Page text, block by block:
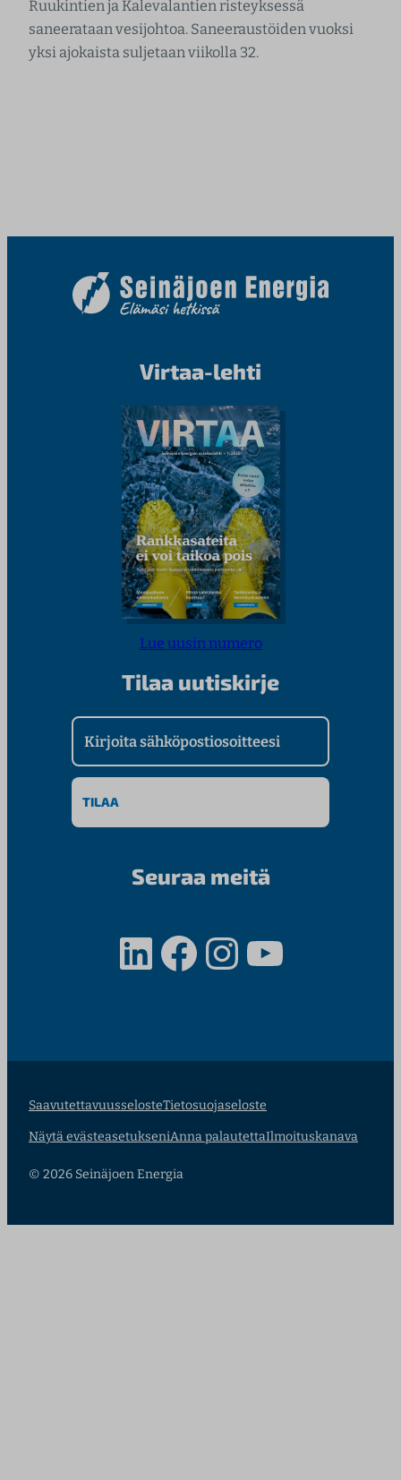
Ruukintien ja Kalevalantien risteyksessä
saneerataan vesijohtoa. Saneeraustöiden vuoksi
yksi ajokaista suljetaan viikolla 32.
Virtaa-lehti
Lue uusin numero
Tilaa uutiskirje
Kirjoita sähköpostiosoitteesi
Seuraa meitä
LinkedIn Facebook InstagramYouTube
SaavutettavuusselosteTietosuojaseloste
Näytä evästeasetukseniAnna palautettaIlmoituskanava
© 2026 Seinäjoen Energia